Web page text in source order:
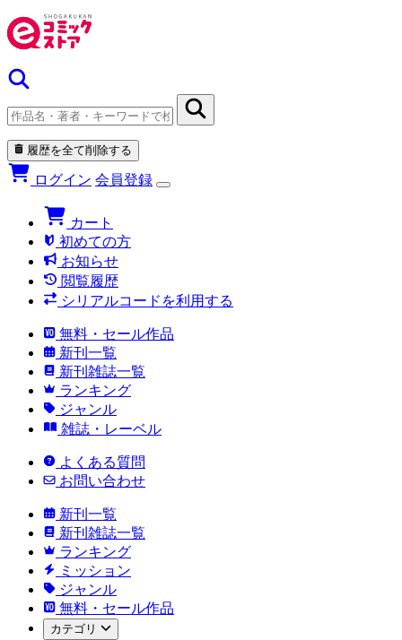
履歴を全て削除する
ログイン 会員登録
カート
初めての方
お知らせ
閲覧履歴
シリアルコードを利用する
無料・セール作品
新刊一覧
新刊雑誌一覧
ランキング
ジャンル
雑誌・レーベル
よくある質問
お問い合わせ
新刊一覧
新刊雑誌一覧
ランキング
ミッション
ジャンル
無料・セール作品
カテゴリ